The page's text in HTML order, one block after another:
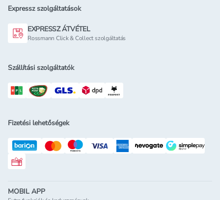
Expressz szolgáltatások
EXPRESSZ ÁTVÉTEL
Rossmann Click & Collect szolgáltatás
Szállítási szolgáltatók
Fizetési lehetőségek
Rossmann ajándékkártya
MOBIL APP